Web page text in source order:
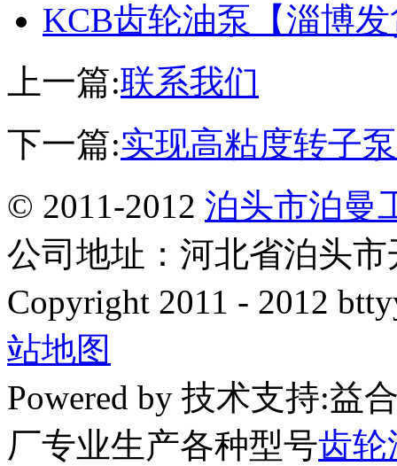
KCB齿轮油泵【淄博
上一篇:联系我们
下一篇:实现高粘度转子
© 2011-2012 泊头市泊曼
公司地址：河北省泊头
Copyright 2011 - 2012
站地图
Powered by 技术支持:益
厂专业生产各种型号齿轮